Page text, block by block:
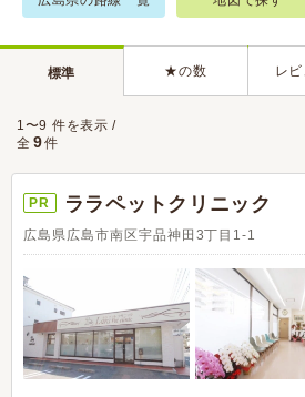
標準 ★の数 レ
1〜9 件を表示 /
全 9件
PR ララペットクリニック
広島県広島市南区宇品神田3丁目1-1